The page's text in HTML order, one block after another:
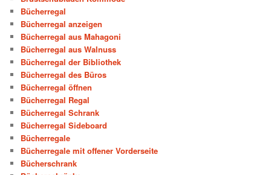
Bücherregal
Bücherregal anzeigen
Bücherregal aus Mahagoni
Bücherregal aus Walnuss
Bücherregal der Bibliothek
Bücherregal des Büros
Bücherregal öffnen
Bücherregal Regal
Bücherregal Schrank
Bücherregal Sideboard
Bücherregale
Bücherregale mit offener Vorderseite
Bücherschrank